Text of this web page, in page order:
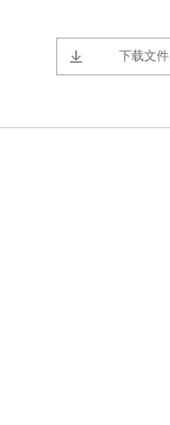
下载文件